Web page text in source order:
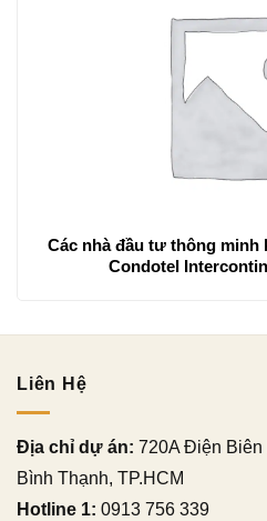
Các nhà đầu tư thông minh
Condotel
Liên Hệ
Địa chỉ dự án: 720A Điện Biên
Bình Thạnh, TP.HCM
Hotline 1: 0913 756 339